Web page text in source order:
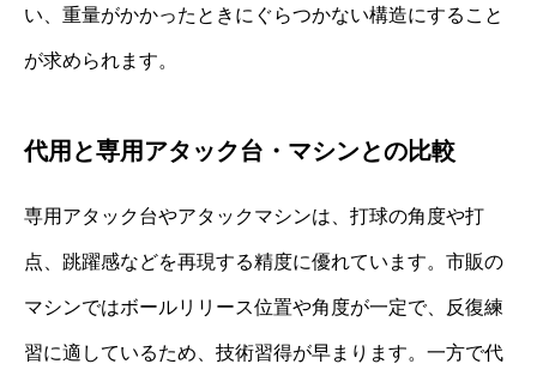
い、重量がかかったときにぐらつかない構造にすること
が求められます。
代用と専用アタック台・マシンとの比較
専用アタック台やアタックマシンは、打球の角度や打
点、跳躍感などを再現する精度に優れています。市販の
マシンではボールリリース位置や角度が一定で、反復練
習に適しているため、技術習得が早まります。一方で代